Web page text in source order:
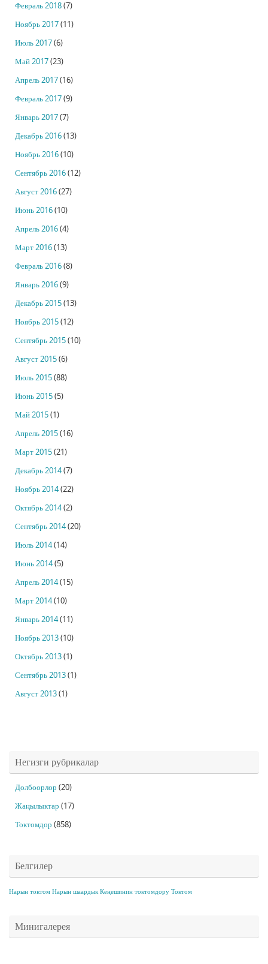
Февраль 2018(7)
Ноябрь 2017(11)
Июль 2017(6)
Май 2017(23)
Апрель 2017(16)
Февраль 2017(9)
Январь 2017(7)
Декабрь 2016(13)
Ноябрь 2016(10)
Сентябрь 2016(12)
Август 2016(27)
Июнь 2016(10)
Апрель 2016(4)
Март 2016(13)
Февраль 2016(8)
Январь 2016(9)
Декабрь 2015(13)
Ноябрь 2015(12)
Сентябрь 2015(10)
Август 2015(6)
Июль 2015(88)
Июнь 2015(5)
Май 2015(1)
Апрель 2015(16)
Март 2015(21)
Декабрь 2014(7)
Ноябрь 2014(22)
Октябрь 2014(2)
Сентябрь 2014(20)
Июль 2014(14)
Июнь 2014(5)
Апрель 2014(15)
Март 2014(10)
Январь 2014(11)
Ноябрь 2013(10)
Октябрь 2013(1)
Сентябрь 2013(1)
Август 2013(1)
Негизги рубрикалар
Долбоорлор (20)
Жаңылыктар (17)
Токтомдор (858)
Белгилер
Нарын токтом Нарын шаардык Кеңешинин токтомдору Токтом
Минигалерея